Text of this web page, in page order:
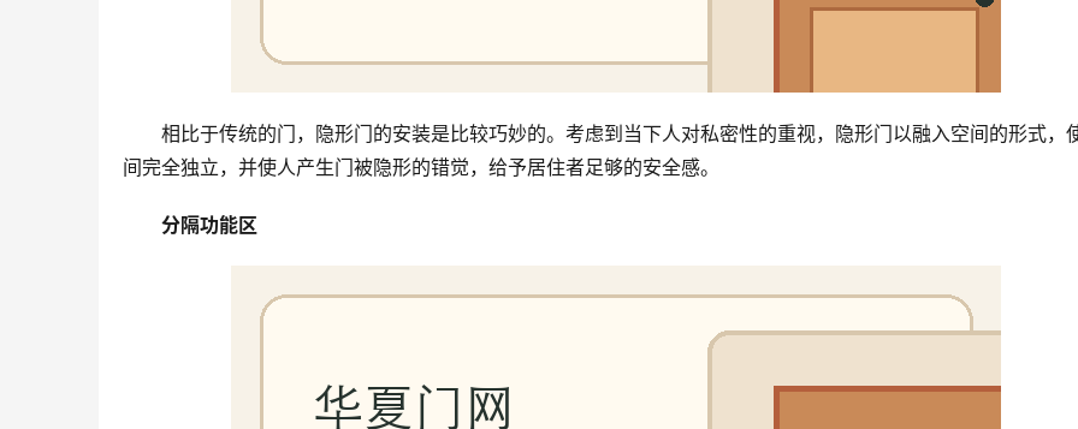
相比于传统的门，隐形门的安装是比较巧妙的。考虑到当下人对私密性的重视，隐形门以融入空间的形式，
间完全独立，并使人产生门被隐形的错觉，给予居住者足够的安全感。
分隔功能区